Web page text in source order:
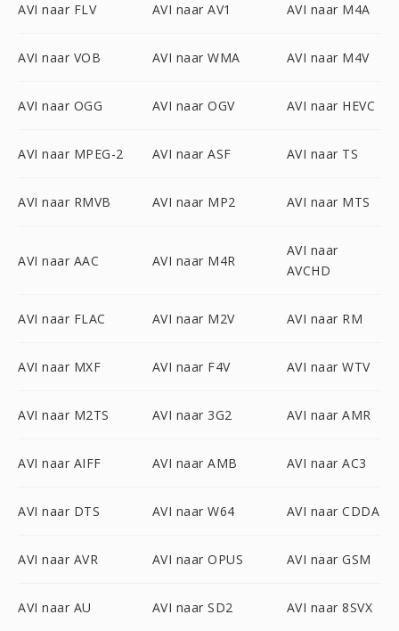
AVI naar FLV AVI naar AV1 AVI naar M4A
AVI naar VOB AVI naar WMA AVI naar M4V
AVI naar OGG AVI naar OGV AVI naar HEVC
AVI naar MPEG-2 AVI naar ASF AVI naar TS
AVI naar RMVB AVI naar MP2 AVI naar MTS
AVI naar AAC AVI naar M4R
AVI naar
AVCHD
AVI naar FLAC AVI naar M2V AVI naar RM
AVI naar MXF AVI naar F4V AVI naar WTV
AVI naar M2TS AVI naar 3G2 AVI naar AMR
AVI naar AIFF AVI naar AMB AVI naar AC3
AVI naar DTS AVI naar W64 AVI naar CDDA
AVI naar AVR AVI naar OPUS AVI naar GSM
AVI naar AU AVI naar SD2 AVI naar 8SVX